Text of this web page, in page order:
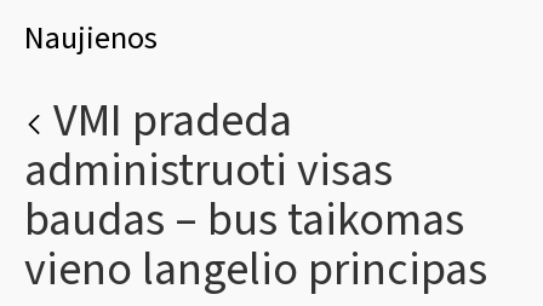
Naujienos
VMI pradeda
administruoti visas
baudas – bus taikomas
vieno langelio principas